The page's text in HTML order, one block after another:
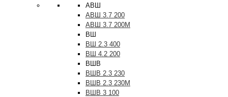
АВШ
АВШ 3.7 200
АВШ 3.7 200М
ВШ
ВШ 2.3 400
ВШ 4.2 200
ВШВ
ВШВ 2.3 230
ВШВ 2.3 230М
ВШВ 3 100